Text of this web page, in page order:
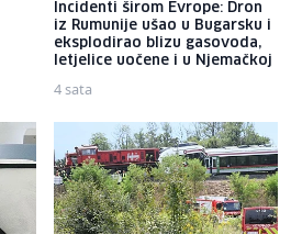
Incidenti širom Evrope: Dron
iz Rumunije ušao u Bugarsku i
eksplodirao blizu gasovoda,
letjelice uočene i u Njemačkoj
4 sata